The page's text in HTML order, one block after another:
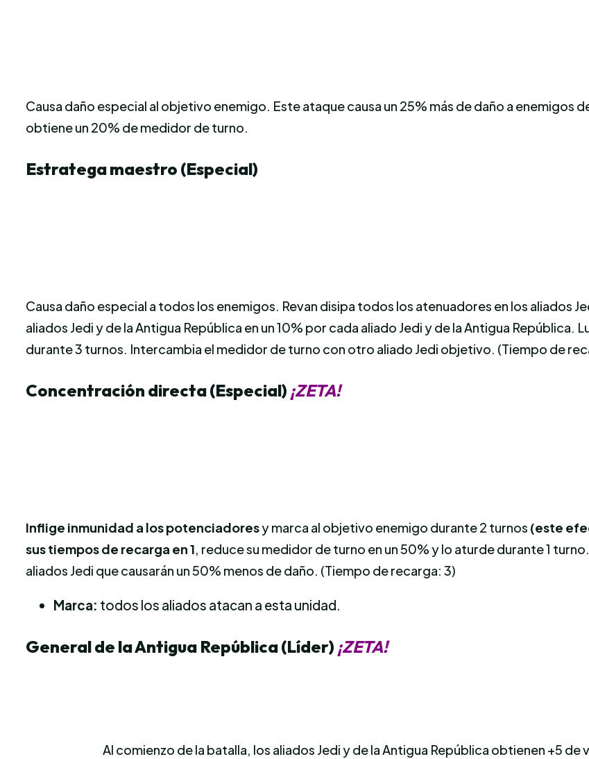
Causa daño especial al objetivo enemigo. Este ataque causa un 25% más de daño a enemigos
obtiene un 20% de medidor de turno.
Estratega maestro (Especial)
Causa daño especial a todos los enemigos. Revan disipa todos los atenuadores en los aliados
aliados Jedi y de la Antigua República en un 10% por cada aliado Jedi y de la Antigua
durante 3 turnos. Intercambia el medidor de turno con otro aliado Jedi objetivo. (Tiempo de
Concentración directa (Especial) ¡ZETA!
Inflige inmunidad a los potenciadoresy marca al objetivo enemigo durante 2 turnos (este
sus tiempos de recarga en 1, reduce su medidor de turno en un 50% y lo aturde durante 1
aliados Jedi que causarán un 50% menos de daño. (Tiempo de recarga: 3)
Marca: todos los aliados atacan a esta unidad.
General de la Antigua República (Líder) ¡ZETA!
Al comienzo de la batalla, los aliados Jedi y de la Antigua República obtienen +5